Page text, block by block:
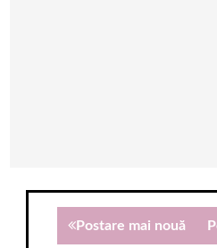
Postare mai nouă